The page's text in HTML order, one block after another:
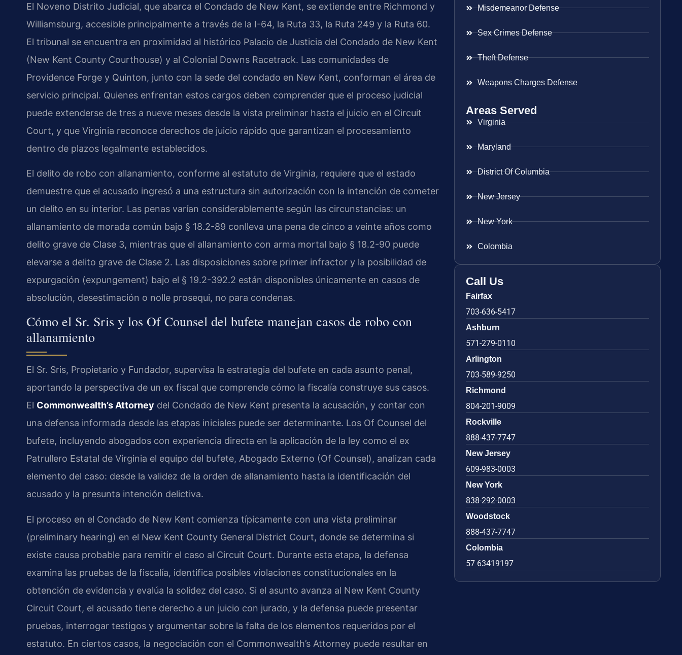
El Noveno Distrito Judicial, que abarca el Condado de New Kent, se extiende entre Richmond y
Williamsburg, accesible principalmente a través de la I-64, la Ruta 33, la Ruta 249 y la Ruta 60.
El tribunal se encuentra en proximidad al histórico Palacio de Justicia del Condado de New Kent
(New Kent County Courthouse) y al Colonial Downs Racetrack. Las comunidades de
Providence Forge y Quinton, junto con la sede del condado en New Kent, conforman el área de
servicio principal. Quienes enfrentan estos cargos deben comprender que el proceso judicial
puede extenderse de tres a nueve meses desde la vista preliminar hasta el juicio en el Circuit
Court, y que Virginia reconoce derechos de juicio rápido que garantizan el procesamiento
dentro de plazos legalmente establecidos.
El delito de robo con allanamiento, conforme al estatuto de Virginia, requiere que el estado
demuestre que el acusado ingresó a una estructura sin autorización con la intención de cometer
un delito en su interior. Las penas varían considerablemente según las circunstancias: un
allanamiento de morada común bajo § 18.2-89 conlleva una pena de cinco a veinte años como
delito grave de Clase 3, mientras que el allanamiento con arma mortal bajo § 18.2-90 puede
elevarse a delito grave de Clase 2. Las disposiciones sobre primer infractor y la posibilidad de
expurgación (expungement) bajo el § 19.2-392.2 están disponibles únicamente en casos de
absolución, desestimación o nolle prosequi, no para condenas.
Cómo el Sr. Sris y los Of Counsel del bufete manejan casos de robo con
allanamiento
El Sr. Sris, Propietario y Fundador, supervisa la estrategia del bufete en cada asunto penal,
aportando la perspectiva de un ex fiscal que comprende cómo la fiscalía construye sus casos.
El Commonwealth’s Attorney del Condado de New Kent presenta la acusación, y contar con
una defensa informada desde las etapas iniciales puede ser determinante. Los Of Counsel del
bufete, incluyendo abogados con experiencia directa en la aplicación de la ley como el ex
Patrullero Estatal de Virginia el equipo del bufete, Abogado Externo (Of Counsel), analizan cada
elemento del caso: desde la validez de la orden de allanamiento hasta la identificación del
acusado y la presunta intención delictiva.
El proceso en el Condado de New Kent comienza típicamente con una vista preliminar
(preliminary hearing) en el New Kent County General District Court, donde se determina si
existe causa probable para remitir el caso al Circuit Court. Durante esta etapa, la defensa
examina las pruebas de la fiscalía, identifica posibles violaciones constitucionales en la
obtención de evidencia y evalúa la solidez del caso. Si el asunto avanza al New Kent County
Circuit Court, el acusado tiene derecho a un juicio con jurado, y la defensa puede presentar
pruebas, interrogar testigos y argumentar sobre la falta de los elementos requeridos por el
estatuto. En ciertos casos, la negociación con el Commonwealth’s Attorney puede resultar en
Misdemeanor Defense
Sex Crimes Defense
Theft Defense
Weapons Charges Defense
Areas Served
Virginia
Maryland
District Of Columbia
New Jersey
New York
Colombia
Call Us
Fairfax
703-636-5417
Ashburn
571-279-0110
Arlington
703-589-9250
Richmond
804-201-9009
Rockville
888-437-7747
New Jersey
609-983-0003
New York
838-292-0003
Woodstock
888-437-7747
Colombia
57 63419197